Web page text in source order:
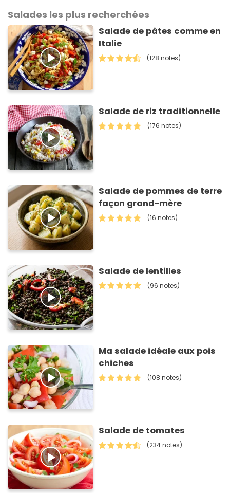
Salades les plus recherchées
Salade de pâtes comme en
Italie
(128 notes)
Salade de riz traditionnelle
(176 notes)
Salade de pommes de terre
façon grand-mère
(16 notes)
Salade de lentilles
(96 notes)
Ma salade idéale aux pois
chiches
(108 notes)
Salade de tomates
(234 notes)